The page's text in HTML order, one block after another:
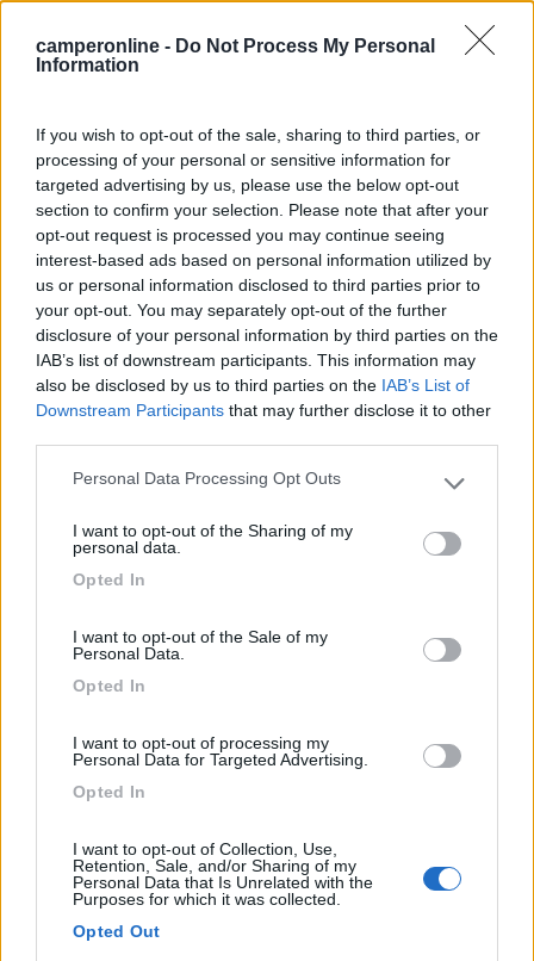
camperonline - Do Not Process My Personal
Information
If you wish to opt-out of the sale, sharing to third parties, or
processing of your personal or sensitive information for
targeted advertising by us, please use the below opt-out
section to confirm your selection. Please note that after your
opt-out request is processed you may continue seeing
interest-based ads based on personal information utilized by
us or personal information disclosed to third parties prior to
your opt-out. You may separately opt-out of the further
disclosure of your personal information by third parties on the
IAB’s list of downstream participants. This information may
also be disclosed by us to third parties on the IAB’s List of
Downstream Participants that may further disclose it to other
Please note that this website/app uses one or more Google
not limited to your visit or usage behaviour. You may click to
grant or deny consent to Google and its third-party tags to
use your data for below specified purposes in below Google
Personal Data Processing Opt Outs
I want to opt-out of the Sharing of my
personal data.
Opted In
I want to opt-out of the Sale of my
Personal Data.
Opted In
I want to opt-out of processing my
Personal Data for Targeted Advertising.
Opted In
I want to opt-out of Collection, Use,
Retention, Sale, and/or Sharing of my
Personal Data that Is Unrelated with the
Purposes for which it was collected.
Opted Out
Parcheggio
3
Servizi / Posizione
A 2 km dal centro di Lecco, seguire indicazioni per
Bella...
Valmadrera (LC) - 9.7km
Località Parè
Area di sosta (PS)
Parcheggio via del Rii
Parcheggio ideale come punto sosta anche notturno, si